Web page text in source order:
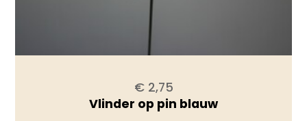
€ 2,75
Vlinder op pin blauw